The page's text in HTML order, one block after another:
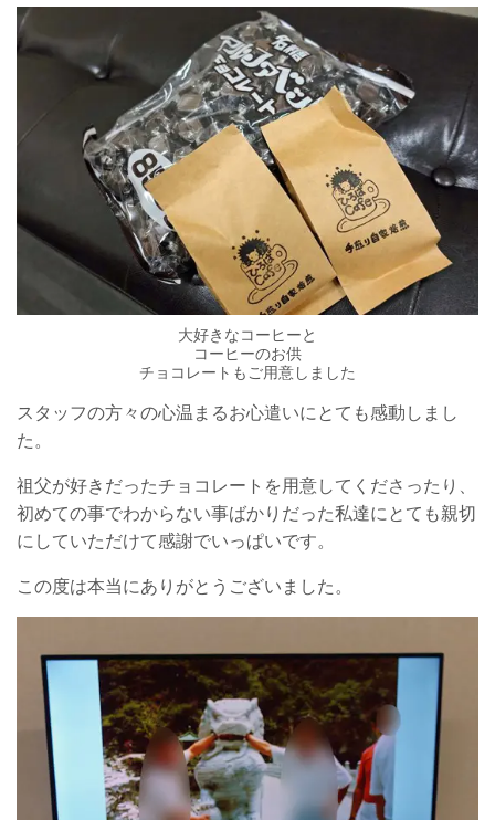
大好きなコーヒーと
コーヒーのお供
チョコレートもご用意しました
スタッフの方々の心温まるお心遣いにとても感動しまし
た。
祖父が好きだったチョコレートを用意してくださったり、
初めての事でわからない事ばかりだった私達にとても親切
にしていただけて感謝でいっぱいです。
この度は本当にありがとうございました。